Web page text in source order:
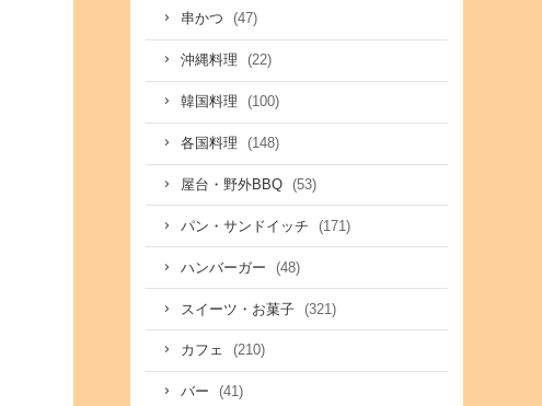
串かつ (47)
沖縄料理 (22)
韓国料理 (100)
各国料理 (148)
屋台・野外BBQ (53)
パン・サンドイッチ (171)
ハンバーガー (48)
スイーツ・お菓子 (321)
カフェ (210)
バー (41)